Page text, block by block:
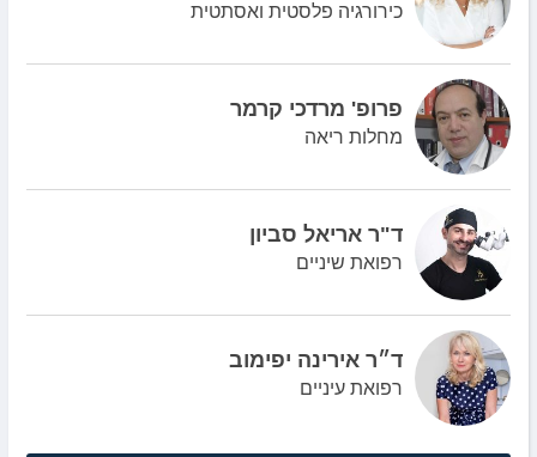
כירורגיה פלסטית ואסתטית
פרופ' מרדכי קרמר
מחלות ריאה
ד"ר אריאל סביון
רפואת שיניים
ד״ר אירינה יפימוב
רפואת עיניים